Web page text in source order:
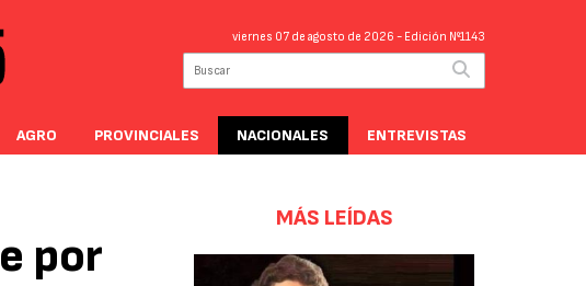
viernes 07 de agosto de 2026 - Edición Nº1143
AGRO PROVINCIALES NACIONALES ENTREVISTAS
por
MÁS LEÍDAS